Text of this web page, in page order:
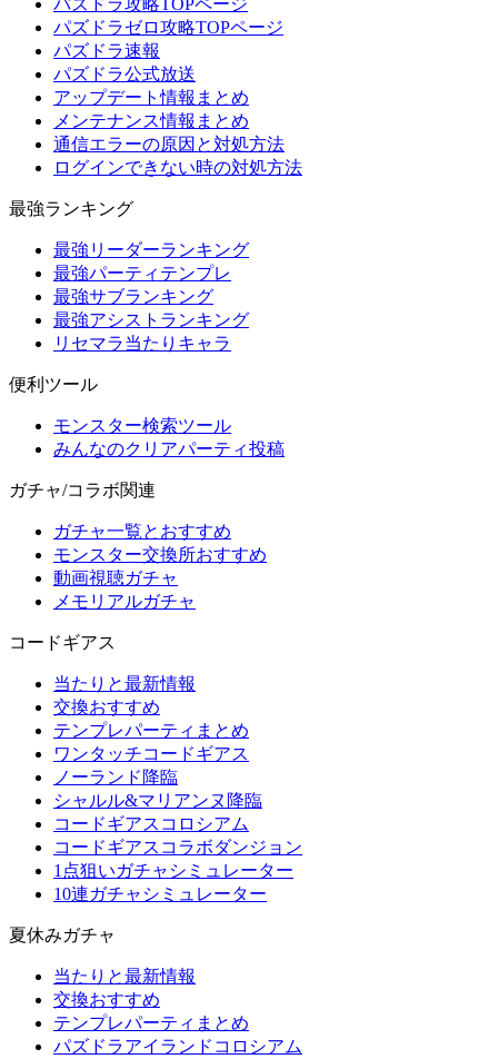
パズドラ攻略TOPページ
パズドラゼロ攻略TOPページ
パズドラ速報
パズドラ公式放送
アップデート情報まとめ
メンテナンス情報まとめ
通信エラーの原因と対処方法
ログインできない時の対処方法
最強ランキング
最強リーダーランキング
最強パーティテンプレ
最強サブランキング
最強アシストランキング
リセマラ当たりキャラ
便利ツール
モンスター検索ツール
みんなのクリアパーティ投稿
ガチャ/コラボ関連
ガチャ一覧とおすすめ
モンスター交換所おすすめ
動画視聴ガチャ
メモリアルガチャ
コードギアス
当たりと最新情報
交換おすすめ
テンプレパーティまとめ
ワンタッチコードギアス
ノーランド降臨
シャルル&マリアンヌ降臨
コードギアスコロシアム
コードギアスコラボダンジョン
1点狙いガチャシミュレーター
10連ガチャシミュレーター
夏休みガチャ
当たりと最新情報
交換おすすめ
テンプレパーティまとめ
パズドラアイランドコロシアム